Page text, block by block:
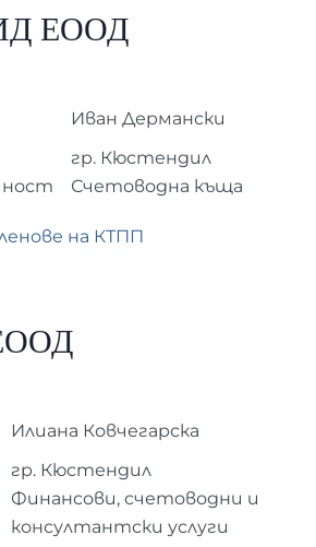
ЕООД
Иван Дермански
гр. Кюстендил
Счетоводна къща
на КТПП
Илиана Ковчегарска
гр. Кюстендил
Финансови, счетоводни и
консултантски услуги